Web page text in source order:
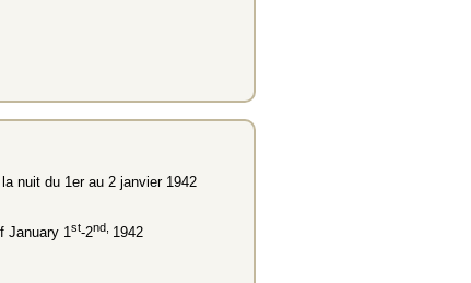
nuit du 1er au 2 janvier 1942
January 1 st-2nd, 1942